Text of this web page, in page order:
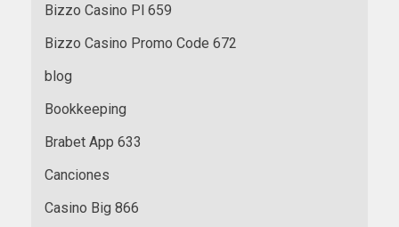
Bizzo Casino Pl 659
Bizzo Casino Promo Code 672
blog
Bookkeeping
Brabet App 633
Canciones
Casino Big 866